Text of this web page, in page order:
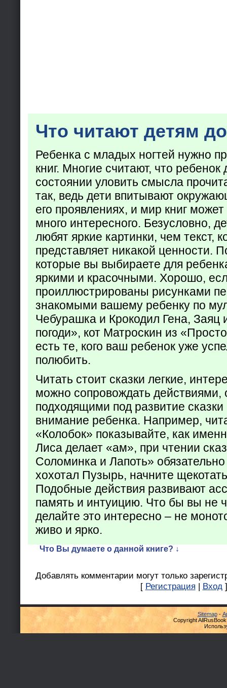
Что читают детям
Ребенка с младых ногтей нужно
книг. Многие считают, что ребенок
состоянии уловить смысла
так, ведь дети впитывают
его проявлениях, и мир книг
много интересного. Безусловно,
любят яркие картинки, чем текст,
представляет никакой ценности.
которые вы выбираете для
яркими и красочными. Хорошо,
проиллюстрированы рисунками
знакомыми вашему ребенку по
Чебурашка и Крокодил Гена, Заяц
погоди», кот Матроскин из
есть те, кого ваш ребенок уже
полюбить.
Читать стоит сказки легкие,
можно сопровождать действиями,
подходящими под развитие
внимание ребенка. Например,
«Колобок» показывайте, как
Лиса делает «ам», при чтении
Соломинка и Лапоть»
хохотал Пузырь, начните
Подобные действия развивают
память и интуицию. Что бы вы не
делайте это интересно – не
живо и ярко.
Что Вы думаете о данной книге? ↓
Добавлять комментарии могут только
[ Регистрация | Вход ]
Sitemap-
Copyright